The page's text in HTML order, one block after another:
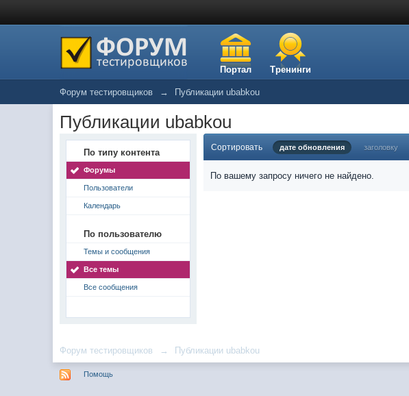
Портал Тренинги
Форум тестировщиков → Публикации ubabkou
Публикации ubabkou
По типу контента
Форумы
Пользователи
Календарь
По пользователю
Темы и сообщения
Все темы
Все сообщения
Сортировать дате обновления заголовку
По вашему запросу ничего не найдено.
Форум тестировщиков → Публикации ubabkou
Помощь